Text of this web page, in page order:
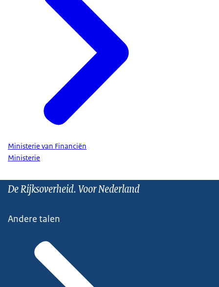
Ministerie van Financiën
Ministerie
De Rijksoverheid. Voor Nederland
Andere talen